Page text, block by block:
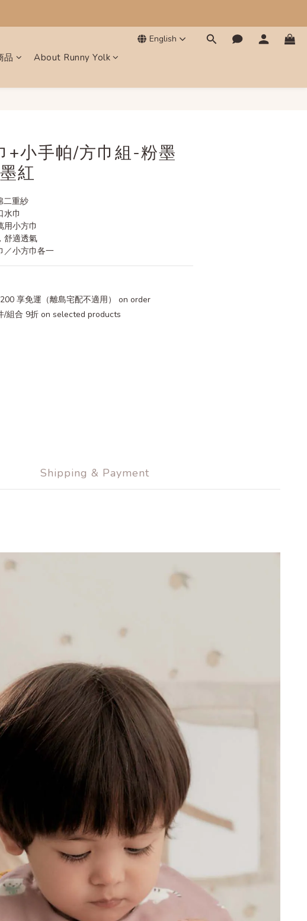
English
品 About Runny Yolk
+小手帕/方巾組-粉墨
紅
二重紗
水巾
用小方巾
舒適透氣
／小方巾各一
享免運（離島宅配不適用） on order
/組合 9折 on selected products
Shipping & Payment